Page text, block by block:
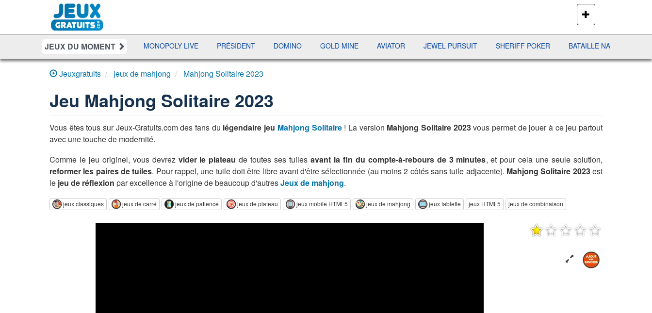
PLUS
DE
JEUX
JEUX DU MOMENT
BUBBLE MACHINA 10000 MONOPOLY LIVE PRÉSIDENT DOMINO GOLD MINE AVIATOR JEWEL PURSUIT SHERIFF POKER BATAILLE NAVALE
Jeuxgratuits jeux de mahjong Mahjong Solitaire 2023
Jeu Mahjong Solitaire 2023
Vous êtes tous sur Jeux-Gratuits.com des fans du légendaire jeu Mahjong Solitaire! La version Mahjong Solitaire 2023vous permet de jouer à ce jeu partout
avec une touche de modernité.
Comme le jeu originel, vous devrez vider le plateau de toutes ses tuilesavant la fin du compte-à-rebours de 3 minutes, et pour cela une seule solution,
reformer les paires de tuiles. Pour rappel, une tuile doit être libre avant d'être sélectionnée (au moins 2 côtés sans tuile adjacente). Mahjong Solitaire 2023est
le jeu de réflexion par excellence à l'origine de beaucoup d'autresJeux de mahjong.
jeux classiques jeux de carré jeux de patience jeux de plateau jeux mobile HTML5 jeux de mahjong jeux tablette jeux HTML5 jeux de combinaison